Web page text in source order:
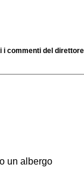
i commenti del direttore
un albergo